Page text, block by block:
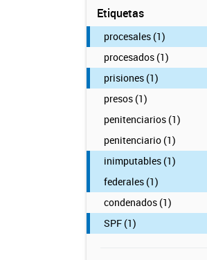
Etiquetas
procesales (1)
procesados (1)
prisiones (1)
presos (1)
penitenciarios (1)
penitenciario (1)
inimputables (1)
federales (1)
condenados (1)
SPF (1)